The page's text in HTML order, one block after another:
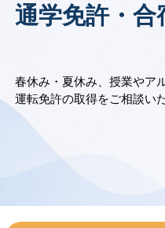
通学免許・
春休み・夏休み、授業やア
運転免許の取得をご相談い